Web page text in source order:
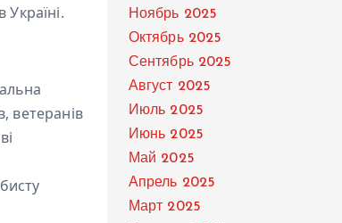
ветеранів
Ноябрь 2025
Октябрь 2025
Сентябрь 2025
Август 2025
Июль 2025
Июнь 2025
Май 2025
Апрель 2025
Март 2025